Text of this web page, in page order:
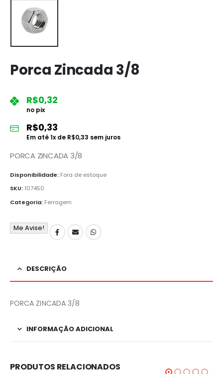
Porca Zincada 3/8
R$0,32
no pix
R$0,33
Em até1x de R$0,33 sem juros
PORCA ZINCADA 3/8
Disponibilidade: Fora de estoque
SKU: 107450
Categoria: Ferragem
Me Avise!
DESCRIÇÃO
PORCA ZINCADA 3/8
INFORMAÇÃO ADICIONAL
PRODUTOS RELACIONADOS